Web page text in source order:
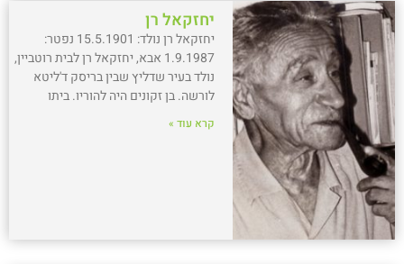
יחזקאל רן
יחזקאל רן נולד: 15.5.1901 נפטר:
1.9.1987 אבא, יחזקאל רן לבית רוטביין,
נולד בעיר שדליץ שבין בריסק ד'ליטא
לורשה. בן זקונים היה להוריו. ביתו
קרא עוד »